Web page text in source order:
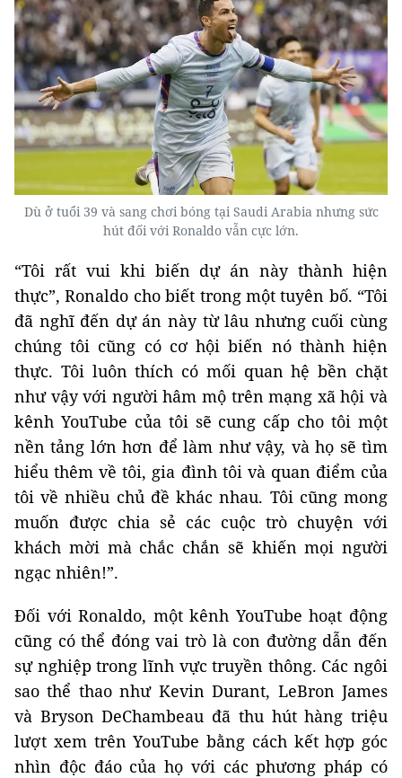
Dù ở tuổi 39 và sang chơi bóng tại Saudi Arabia nhưng sức
hút đối với Ronaldo vẫn cực lớn.
“Tôi rất vui khi biến dự án này thành hiện
thực”, Ronaldo cho biết trong một tuyên bố. “Tôi
đã nghĩ đến dự án này từ lâu nhưng cuối cùng
chúng tôi cũng có cơ hội biến nó thành hiện
thực. Tôi luôn thích có mối quan hệ bền chặt
như vậy với người hâm mộ trên mạng xã hội và
kênh YouTube của tôi sẽ cung cấp cho tôi một
nền tảng lớn hơn để làm như vậy, và họ sẽ tìm
hiểu thêm về tôi, gia đình tôi và quan điểm của
tôi về nhiều chủ đề khác nhau. Tôi cũng mong
muốn được chia sẻ các cuộc trò chuyện với
khách mời mà chắc chắn sẽ khiến mọi người
ngạc nhiên!”.
Đối với Ronaldo, một kênh YouTube hoạt động
cũng có thể đóng vai trò là con đường dẫn đến
sự nghiệp trong lĩnh vực truyền thông. Các ngôi
sao thể thao như Kevin Durant, LeBron James
và Bryson DeChambeau đã thu hút hàng triệu
lượt xem trên YouTube bằng cách kết hợp góc
nhìn độc đáo của họ với các phương pháp có